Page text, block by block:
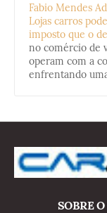
Fabio Mendes
Lojas carros
imposto que o
no comércio de
operam com a
enfrentando
SOBRE